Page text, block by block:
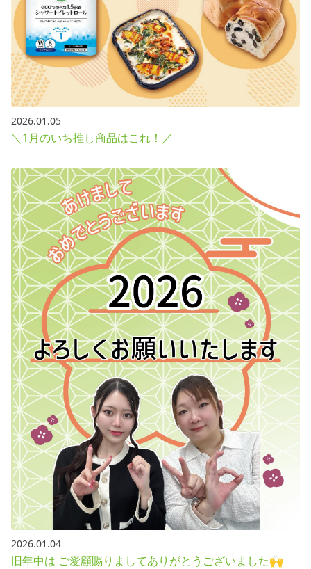
2026.01.05
＼1月のいち推し商品はこれ！／
2026.01.04
旧年中は ご愛顧賜りましてありがとうございました🙌